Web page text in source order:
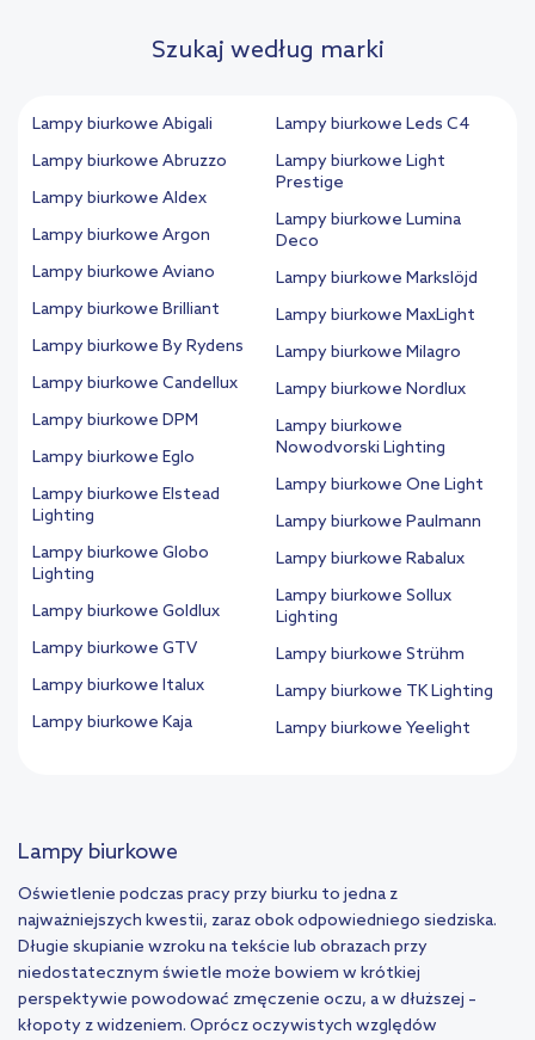
Szukaj według marki
Lampy biurkowe Abigali
Lampy biurkowe Abruzzo
Lampy biurkowe Aldex
Lampy biurkowe Argon
Lampy biurkowe Aviano
Lampy biurkowe Brilliant
Lampy biurkowe By Rydens
Lampy biurkowe Candellux
Lampy biurkowe DPM
Lampy biurkowe Eglo
Lampy biurkowe Elstead
Lighting
Lampy biurkowe Globo
Lighting
Lampy biurkowe Goldlux
Lampy biurkowe GTV
Lampy biurkowe Italux
Lampy biurkowe Kaja
Lampy biurkowe Leds C4
Lampy biurkowe Light
Prestige
Lampy biurkowe Lumina
Deco
Lampy biurkowe Markslöjd
Lampy biurkowe MaxLight
Lampy biurkowe Milagro
Lampy biurkowe Nordlux
Lampy biurkowe
Nowodvorski Lighting
Lampy biurkowe One Light
Lampy biurkowe Paulmann
Lampy biurkowe Rabalux
Lampy biurkowe Sollux
Lighting
Lampy biurkowe Strühm
Lampy biurkowe TK Lighting
Lampy biurkowe Yeelight
Lampy biurkowe
Oświetlenie podczas pracy przy biurku to jedna z
najważniejszych kwestii, zaraz obok odpowiedniego siedziska.
Długie skupianie wzroku na tekście lub obrazach przy
niedostatecznym świetle może bowiem w krótkiej
perspektywie powodować zmęczenie oczu, a w dłuższej –
kłopoty z widzeniem. Oprócz oczywistych względów